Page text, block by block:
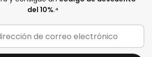
del 10%.⁴